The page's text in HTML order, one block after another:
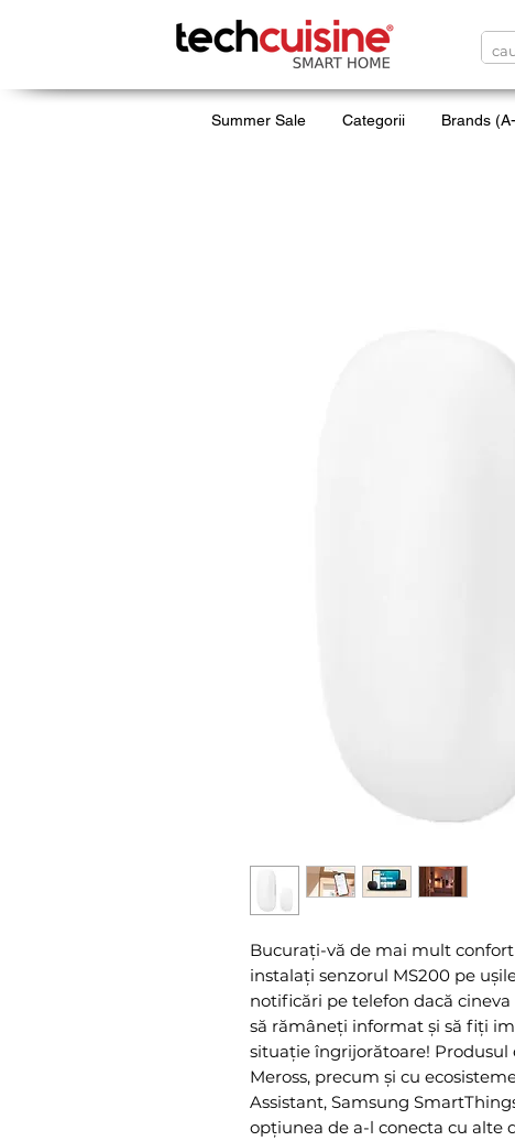
Summer Sale Categorii Brands
Bucurați-vă de mai mult confort
instalați senzorul MS200 pe
notificări pe telefon dacă
să rămâneți informat și să fiți
situație îngrijorătoare!
Meross, precum și cu
Assistant, Samsung
opțiunea de a-l conecta cu alte